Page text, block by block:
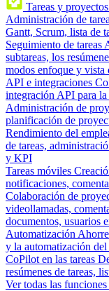
Tareas y proyectos
Administración de
Gantt, Scrum, lista de
Seguimiento de tareas
subtareas, los
modos enfoque y vista
API e integraciones
integración API para la
Administración de
planificación de
Rendimiento del
de tareas,
y KPI
Tareas móviles
notificaciones,
Colaboración de
videollamadas,
documentos, usuarios
Automatización
y la automatización
CoPilot en las tareas
resúmenes de tareas,
Ver todas las